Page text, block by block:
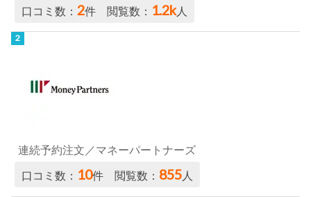
口コミ数：2件 閲覧数： 1.2k人
連続予約注文／マネーパートナーズ
口コミ数： 10件 閲覧数： 855人